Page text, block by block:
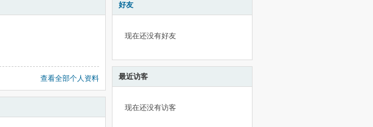
查看全部个人资料
好友
现在还没有好友
最近访客
现在还没有访客